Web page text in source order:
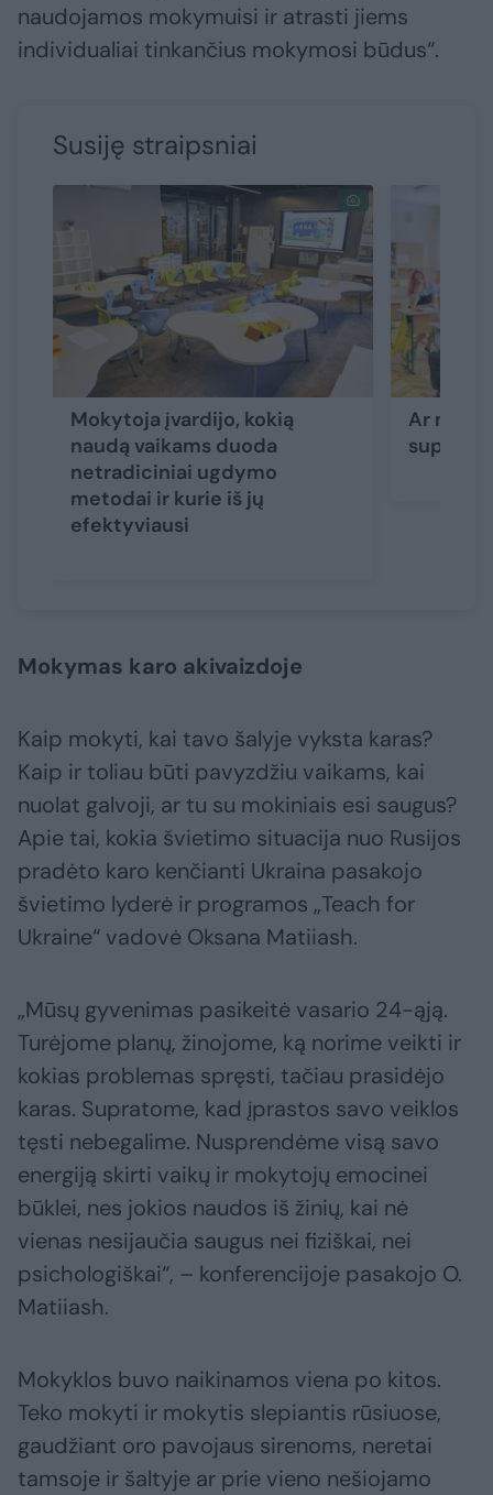
naudojamos mokymuisi ir atrasti jiems
individualiai tinkančius mokymosi būdus“.
Susiję straipsniai
Mokytoja įvardijo, kokią
naudą vaikams duoda
netradiciniai ugdymo
metodai ir kurie iš jų
efektyviausi
Ar
Mokymas karo akivaizdoje
Kaip mokyti, kai tavo šalyje vyksta karas?
Kaip ir toliau būti pavyzdžiu vaikams, kai
nuolat galvoji, ar tu su mokiniais esi saugus?
Apie tai, kokia švietimo situacija nuo Rusijos
pradėto karo kenčianti Ukraina pasakojo
švietimo lyderė ir programos „Teach for
Ukraine“ vadovė Oksana Matiiash.
„Mūsų gyvenimas pasikeitė vasario 24-ąją.
Turėjome planų, žinojome, ką norime veikti ir
kokias problemas spręsti, tačiau prasidėjo
karas. Supratome, kad įprastos savo veiklos
tęsti nebegalime. Nusprendėme visą savo
energiją skirti vaikų ir mokytojų emocinei
būklei, nes jokios naudos iš žinių, kai nė
vienas nesijaučia saugus nei fiziškai, nei
psichologiškai“, – konferencijoje pasakojo O.
Matiiash.
Mokyklos buvo naikinamos viena po kitos.
Teko mokyti ir mokytis slepiantis rūsiuose,
gaudžiant oro pavojaus sirenoms, neretai
tamsoje ir šaltyje ar prie vieno nešiojamo